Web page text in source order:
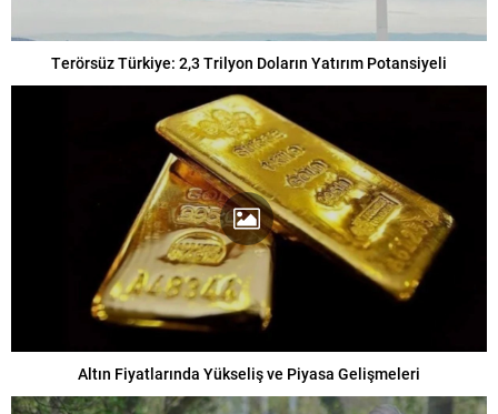
Terörsüz Türkiye: 2,3 Trilyon Doların Yatırım Potansiyeli
Altın Fiyatlarında Yükseliş ve Piyasa Gelişmeleri